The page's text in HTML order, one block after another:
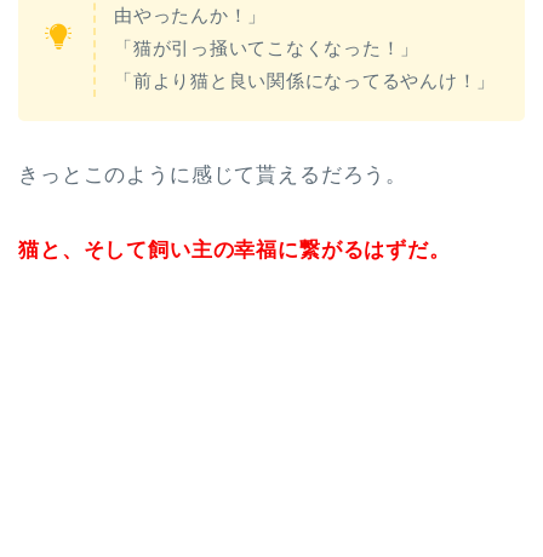
由やったんか！」
「猫が引っ掻いてこなくなった！」
「前より猫と良い関係になってるやんけ！」
きっとこのように感じて貰えるだろう。
猫と、そして飼い主の幸福に繋がるはずだ。